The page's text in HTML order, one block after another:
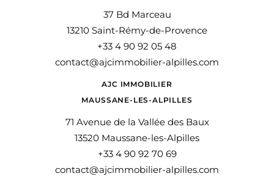
37 Bd Marceau
13210 Saint-Rémy-de-Provence
+33 4 90 92 05 48
contact@ajcimmobilier-alpilles.com
AJC IMMOBILIER
MAUSSANE-LES-ALPILLES
71 Avenue de la Vallée des Baux
13520 Maussane-les-Alpilles
+33 4 90 92 70 69
contact@ajcimmobilier-alpilles.com